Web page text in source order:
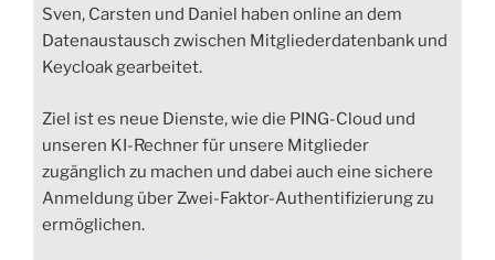
Sven, Carsten und Daniel haben online an dem
Datenaustausch zwischen Mitgliederdatenbank und
Keycloak gearbeitet.
Ziel ist es neue Dienste, wie die PING-Cloud und
unseren KI-Rechner für unsere Mitglieder
zugänglich zu machen und dabei auch eine sichere
Anmeldung über Zwei-Faktor-Authentifizierung zu
ermöglichen.